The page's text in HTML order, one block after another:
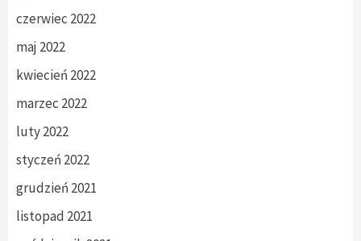
czerwiec 2022
maj 2022
kwiecień 2022
marzec 2022
luty 2022
styczeń 2022
grudzień 2021
listopad 2021